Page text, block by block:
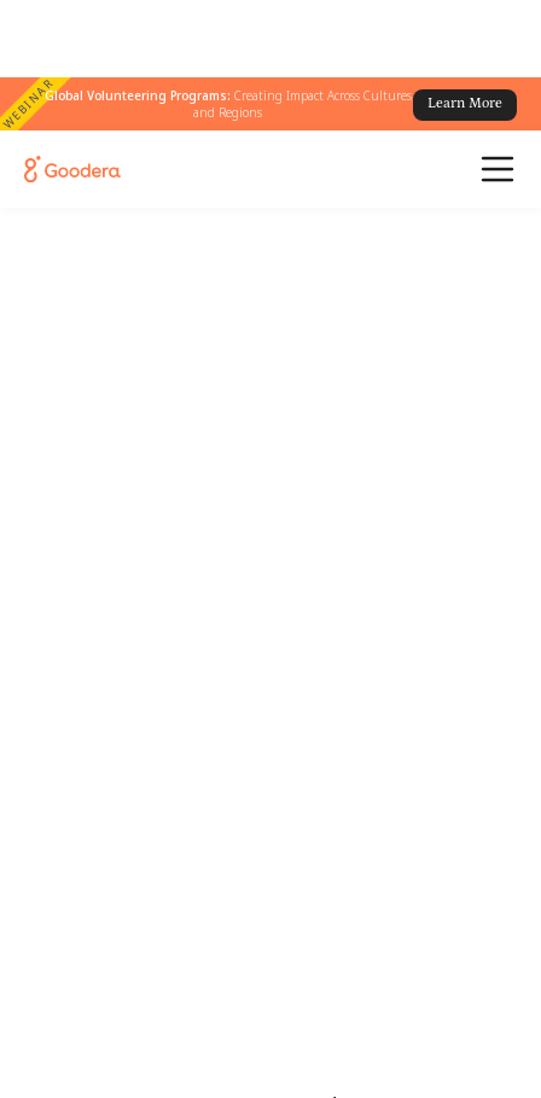
WEBINARGlobal Volunteering Programs: Creating Impact Across Cultures
and Regions
Learn More